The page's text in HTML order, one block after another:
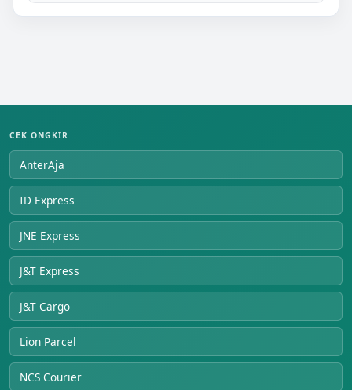
CEK ONGKIR
AnterAja
ID Express
JNE Express
J&T Express
J&T Cargo
Lion Parcel
NCS Courier